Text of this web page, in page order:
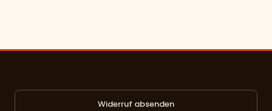
Widerruf absenden